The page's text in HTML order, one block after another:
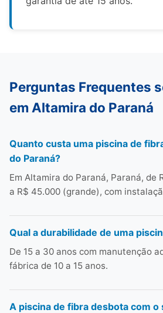
Perguntas Frequentes
em Altamira do Paraná
Quanto custa uma piscina de
do Paraná?
Em Altamira do Paraná, Paraná, de
a R$ 45.000 (grande), com
Qual a durabilidade de uma
De 15 a 30 anos com manutenção
fábrica de 10 a 15 anos.
A piscina de fibra desbota com o